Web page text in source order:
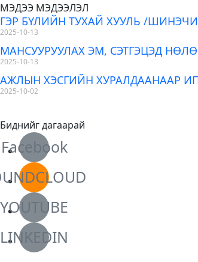
МЭДЭЭ МЭДЭЭЛЭЛ
ГЭР БҮЛИЙН ТУХАЙ ХУУЛЬ /
2025-10-13
МАНСУУРУУЛАХ ЭМ, СЭТГЭЦЭД
2025-10-13
АЖЛЫН ХЭСГИЙН ХУРАЛДААНААР
2025-10-02
Биднийг дагаарай
Facebook
YOUTUBE
LINKEDIN